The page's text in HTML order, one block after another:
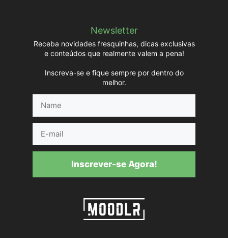
Newsletter
Receba novidades fresquinhas, dicas exclusivas
e conteúdos que realmente valem a pena!
Inscreva-se e fique sempre por dentro do
melhor.
mail
Inscrever-se Agora!